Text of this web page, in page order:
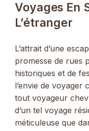
Voyages En
L’étranger
L’attrait d’une
promesse de rues
historiques et de
l’envie de voyager
tout voyageur
d’un tel voyage
méticuleuse que